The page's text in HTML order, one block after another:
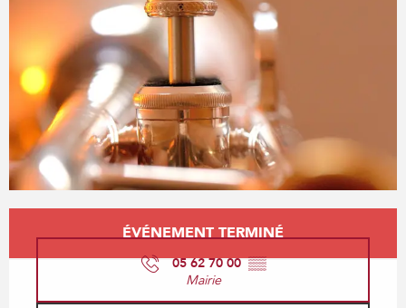
Ouverture et coordonnées
ÉVÉNEMENT TERMINÉ
05 62 70 00▒▒
Mairie